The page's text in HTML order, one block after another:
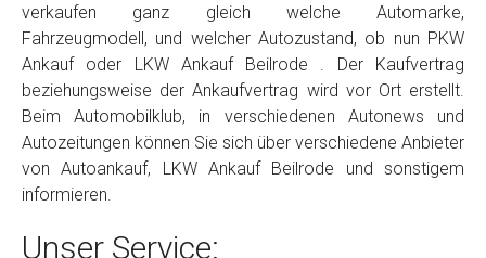
verkaufen ganz gleich welche Automarke,
Fahrzeugmodell, und welcher Autozustand, ob nun PKW
Ankauf oder LKW Ankauf Beilrode . Der Kaufvertrag
beziehungsweise der Ankaufvertrag wird vor Ort erstellt.
Beim Automobilklub, in verschiedenen Autonews und
Autozeitungen können Sie sich über verschiedene Anbieter
von Autoankauf, LKW Ankauf Beilrode und sonstigem
informieren.
Unser Service: